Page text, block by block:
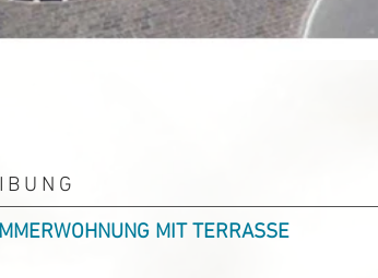
MIT TERRASSE